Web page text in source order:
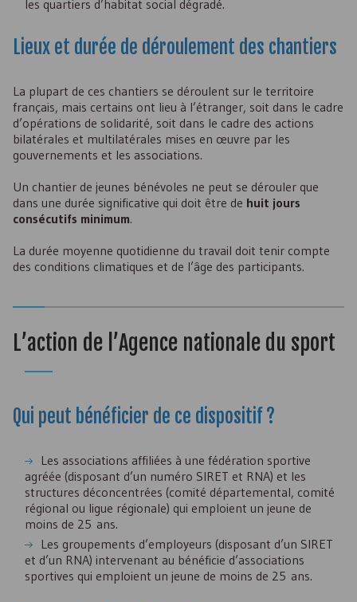
les quartiers d’habitat social dégradé.
Lieux et durée de déroulement des chantiers
La plupart de ces chantiers se déroulent sur le territoire
français, mais certains ont lieu à l’étranger, soit dans le cadre
d’opérations de solidarité, soit dans le cadre des actions
bilatérales et multilatérales mises en œuvre par les
gouvernements et les associations.
Un chantier de jeunes bénévoles ne peut se dérouler que
dans une durée significative qui doit être de huit jours
consécutifs minimum.
La durée moyenne quotidienne du travail doit tenir compte
des conditions climatiques et de l’âge des participants.
L’action de l’Agence nationale du sport
Qui peut bénéficier de ce dispositif ?
Les associations affiliées à une fédération sportive
agréée (disposant d’un numéro SIRET et RNA) et les
structures déconcentrées (comité départemental, comité
régional ou ligue régionale) qui emploient un jeune de
moins de 25 ans.
Les groupements d’employeurs (disposant d’un SIRET
et d’un RNA) intervenant au bénéficie d’associations
sportives qui emploient un jeune de moins de 25 ans.